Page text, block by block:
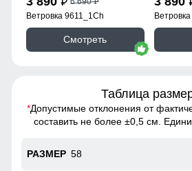
p p
Ветровка 9611_1Ch
Смотреть
Таблица
*Допустимые отклонения от
составить не более ±0,5 см.
58